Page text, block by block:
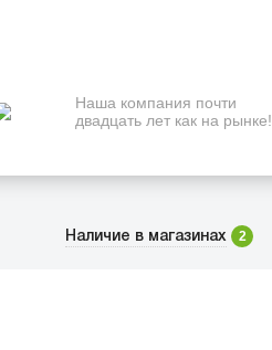
Наша компания почти
двадцать лет как на рынке!
Наличие в магазинах 2